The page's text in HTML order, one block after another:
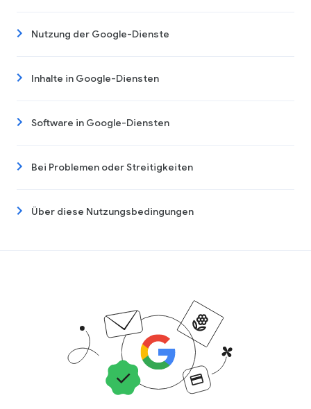
Nutzung der Google-Dienste
Inhalte in Google-Diensten
Software in Google-Diensten
Bei Problemen oder Streitigkeiten
Über diese Nutzungsbedingungen